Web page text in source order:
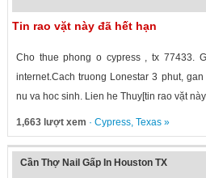
Tin rao vặt này đã hết hạn
Cho thue phong o cypress , tx 77433.
internet.Cach truong Lonestar 3 phut,
nu va hoc sinh. Lien he Thuy[tin rao vặt
1,663 lượt xem · Cypress, Texas»
Cần Thợ Nail Gấp In Houston TX